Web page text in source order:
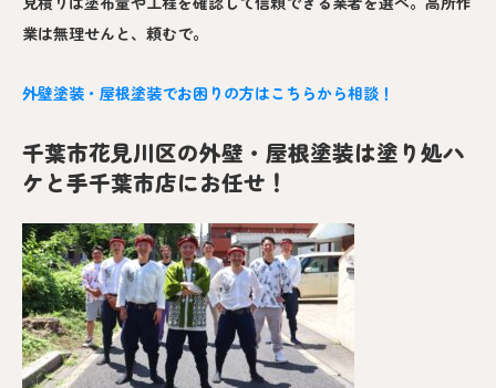
業は無理せんと、頼むで。
外壁塗装・屋根塗装でお困りの方はこちらから相談！
千葉市花見川区の外壁・屋根塗装は塗り処ハ
ケと手千葉市店にお任せ！